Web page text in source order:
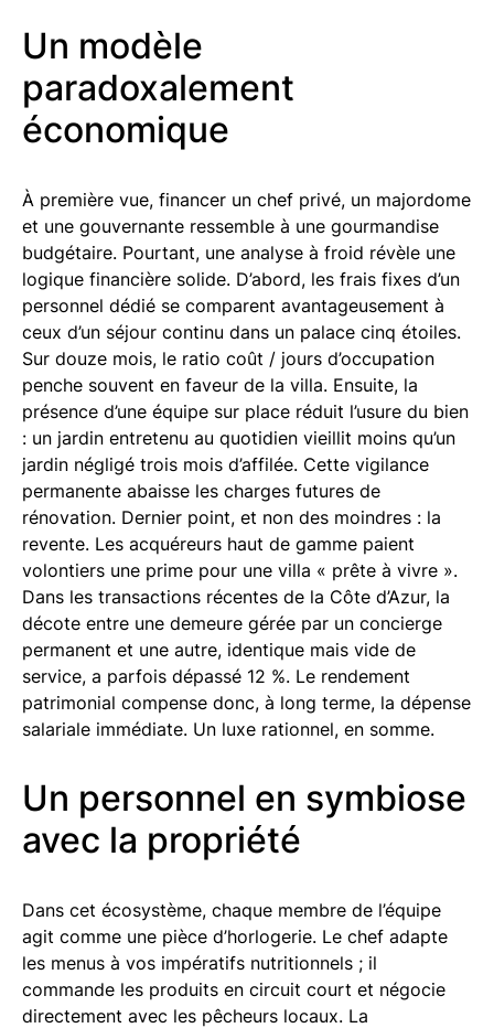
Un modèle
paradoxalement
économique
À première vue, financer un chef privé, un majordome
et une gouvernante ressemble à une gourmandise
budgétaire. Pourtant, une analyse à froid révèle une
logique financière solide. D’abord, les frais fixes d’un
personnel dédié se comparent avantageusement à
ceux d’un séjour continu dans un palace cinq étoiles.
Sur douze mois, le ratio coût / jours d’occupation
penche souvent en faveur de la villa. Ensuite, la
présence d’une équipe sur place réduit l’usure du bien
: un jardin entretenu au quotidien vieillit moins qu’un
jardin négligé trois mois d’affilée. Cette vigilance
permanente abaisse les charges futures de
rénovation. Dernier point, et non des moindres : la
revente. Les acquéreurs haut de gamme paient
volontiers une prime pour une villa « prête à vivre ».
Dans les transactions récentes de la Côte d’Azur, la
décote entre une demeure gérée par un concierge
permanent et une autre, identique mais vide de
service, a parfois dépassé 12 %. Le rendement
patrimonial compense donc, à long terme, la dépense
salariale immédiate. Un luxe rationnel, en somme.
Un personnel en symbiose
avec la propriété
Dans cet écosystème, chaque membre de l’équipe
agit comme une pièce d’horlogerie. Le chef adapte
les menus à vos impératifs nutritionnels ; il
commande les produits en circuit court et négocie
directement avec les pêcheurs locaux. La